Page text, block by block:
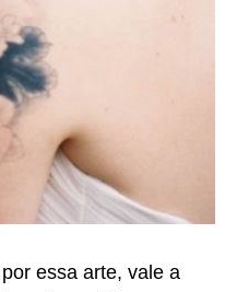
essa arte, vale a